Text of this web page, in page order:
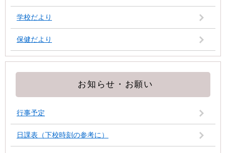
学校だより
保健だより
お知らせ・お願い
行事予定
日課表（下校時刻の参考に）